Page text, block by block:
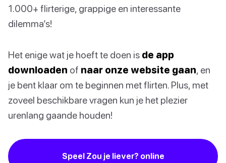
1.000+ flirterige, grappige en interessante
dilemma’s!
Het enige wat je hoeft te doen is de app
downloaden of naar onze website gaan, en
je bent klaar om te beginnen met flirten. Plus, met
zoveel beschikbare vragen kun je het plezier
urenlang gaande houden!
Speel Zou je liever? online